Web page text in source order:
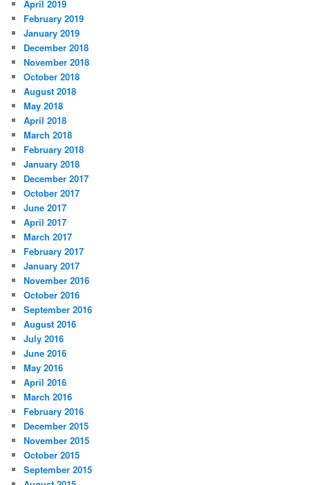
April 2019
February 2019
January 2019
December 2018
November 2018
October 2018
August 2018
May 2018
April 2018
March 2018
February 2018
January 2018
December 2017
October 2017
June 2017
April 2017
March 2017
February 2017
January 2017
November 2016
October 2016
September 2016
August 2016
July 2016
June 2016
May 2016
April 2016
March 2016
February 2016
December 2015
November 2015
October 2015
September 2015